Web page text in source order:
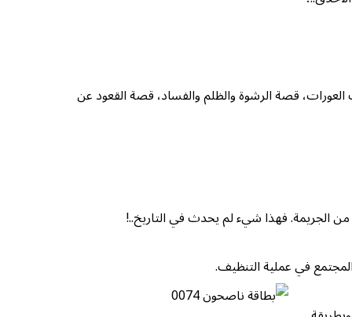
قصة الرشوة والظلم والفساد، قصة القعود عن
من الجريمة. فهذا شيء لم يحدث في التاريخ..!
في عملية التنظيف.